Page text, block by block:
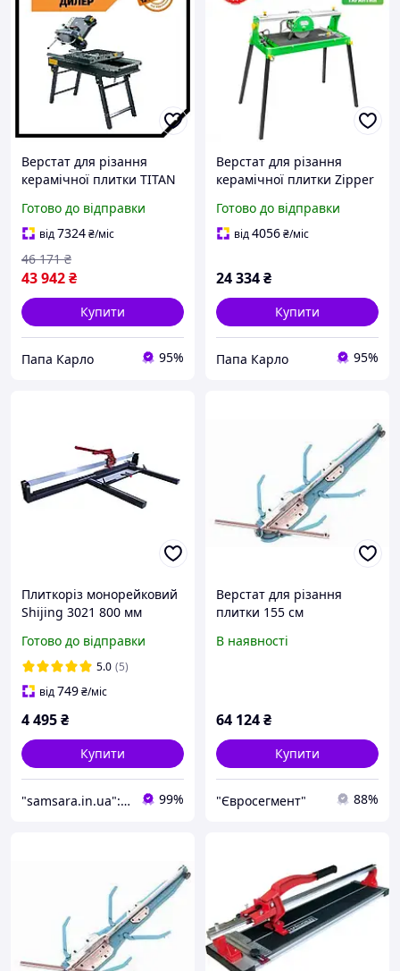
Верстат для різання
керамічної плитки TITAN
Готово до відправки
від7324₴/міс
43 942₴
46 171 ₴
Купити
Папа Карло 95%
Верстат для різання
керамічної плитки Zipper
Готово до відправки
від4056₴/міс
24 334₴
Купити
Папа Карло 95%
Плиткоріз монорейковий
Shijing 3021 800 мм
для різання плитки
Ручний плиткоріз
Готово до відправки
5.0 (5)
від749₴/міс
4 495₴
Купити
"samsara.in.ua": Інтернет-магазин інструментів, садової та побутової техніки 99%
Верстат для різання
плитки 155 см
В наявності
64 124₴
Купити
"Євросегмент" 88%